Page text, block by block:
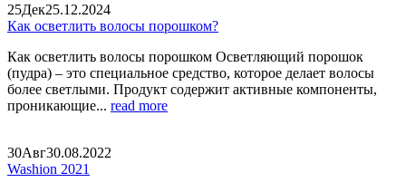
25Дек25.12.2024
Как осветлить волосы порошком?
Как осветлить волосы порошком Осветляющий порошок
(пудра) – это специальное средство, которое делает волосы
более светлыми. Продукт содержит активные компоненты,
проникающие... read more
30Авг30.08.2022
Washion 2021